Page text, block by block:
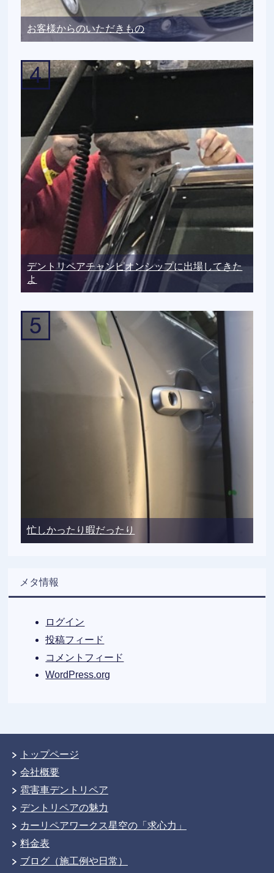
お客様からのいただきもの
デントリペアチャンピオンシップに出場してきた
よ
忙しかったり暇だったり
メタ情報
ログイン
投稿フィード
コメントフィード
WordPress.org
トップページ
会社概要
雹害車デントリペア
デントリペアの魅力
カーリペアワークス星空の「求心力」
料金表
ブログ（施工例や日常）